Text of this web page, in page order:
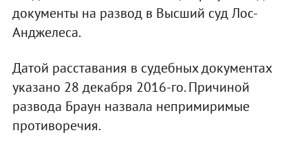
документы на развод в Высший суд Лос-
Анджелеса.
Датой расставания в судебных документах
указано 28 декабря 2016-го. Причиной
развода Браун назвала непримиримые
противоречия.